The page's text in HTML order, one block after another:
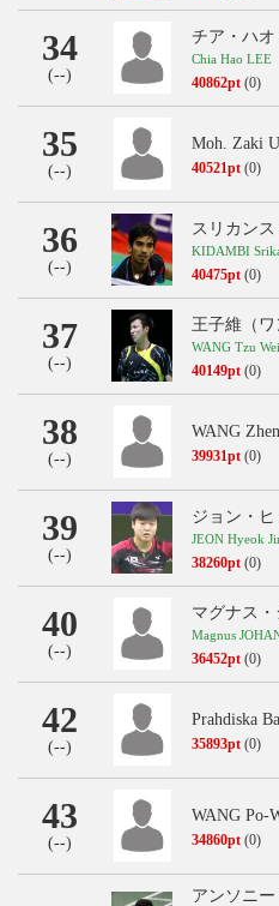
34
(--)
チア・ハオ
Chia Hao LEE
40862pt (0)
35
(--)
Moh. Zaki
40521pt (0)
36
(--)
スリカンス
KIDAMBI
40475pt (0)
37
(--)
王子維（ワ
WANG Tzu Wei
40149pt (0)
38
(--)
WANG
39931pt (0)
39
(--)
ジョン・
JEON Hyeok
38260pt (0)
40
(--)
マグナス
Magnus
36452pt (0)
42
(--)
Prahdiska
35893pt (0)
43
(--)
WANG Po-
34860pt (0)
アンソニ